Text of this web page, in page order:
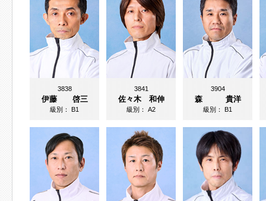
3838
伊藤 啓三
級別：B1
3841
佐々木 和伸
級別：A2
3904
森 貴洋
級別：B1